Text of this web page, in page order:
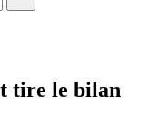
tire le bilan